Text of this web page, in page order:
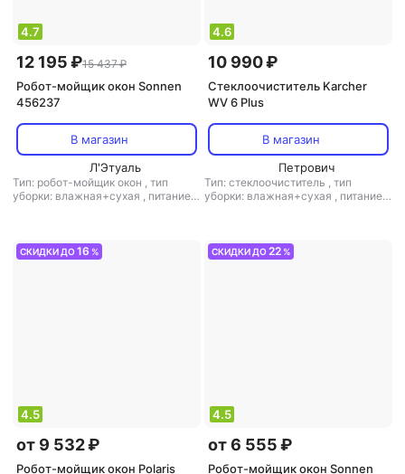
4.7
12 195 ₽15 437 ₽
Робот-мойщик окон Sonnen
456237
В магазин
Л'Этуаль
Тип: робот-мойщик окон , тип
уборки: влажная+сухая , питание:
4.6
10 990 ₽
Стеклоочиститель Karcher
WV 6 Plus
В магазин
Петрович
Тип: стеклоочиститель , тип
уборки: влажная+сухая , питание:
СКИДКИ ДО16 %
4.5
от 9 532 ₽
Робот-мойщик окон Polaris
СКИДКИ ДО22 %
4.5
от 6 555 ₽
Робот-мойщик окон Sonnen